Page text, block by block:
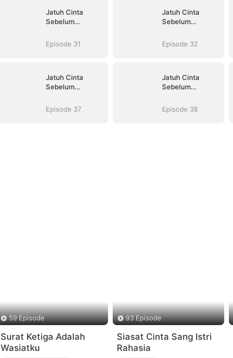
Jatuh Cinta
Sebelum
Episode 31
Jatuh Cinta
Sebelum
Episode 32
Jatuh Cinta
Sebelum
Episode 37
Jatuh Cinta
Sebelum
Episode 38
59 Episode
Surat Ketiga Adalah
Wasiatku
93 Episode
Siasat Cinta Sang Istri
Rahasia